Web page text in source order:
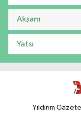
Akşam
Yatsı
Yıldırım